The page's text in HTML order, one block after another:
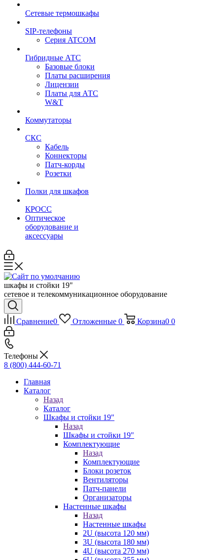
Сетевые термошкафы
SIP-телефоны
Серия ATCOM
Гибридные АТС
Базовые блоки
Платы расширения
Лицензии
Платы для АТС
W&T
Коммутаторы
СКС
Кабель
Коннекторы
Патч-корды
Розетки
Полки для шкафов
КРОСС
Оптическое
оборудование и
аксессуары
шкафы и стойки 19"
сетевое и телекоммуникационное оборудование
Сравнение0 Отложенные 0 Корзина0 0
Телефоны
8 (800) 444-60-71
Главная
Каталог
Назад
Каталог
Шкафы и стойки 19"
Назад
Шкафы и стойки 19"
Комплектующие
Назад
Комплектующие
Блоки розеток
Вентиляторы
Патч-панели
Организаторы
Настенные шкафы
Назад
Настенные шкафы
2U (высота 120 мм)
3U (высота 180 мм)
4U (высота 270 мм)